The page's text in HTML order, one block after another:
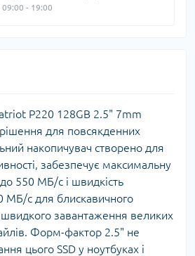
09:00 - 19:00
P220 128GB 2.5" 7mm
для повсякденних
накопичувач створено для
забезпечує максимальну
550 МБ/с і швидкість
МБ/с для блискавичного
завантаження великих
Форм-фактор 2.5" не
цього SSD у ноутбуках і